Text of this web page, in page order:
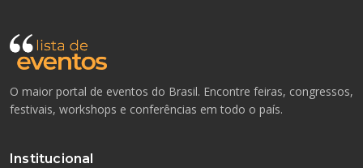
O maior portal de eventos do Brasil. Encontre feiras, congressos,
festivais, workshops e conferências em todo o país.
Institucional